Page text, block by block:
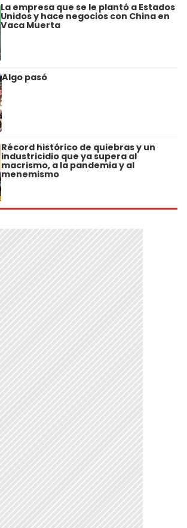
La empresa que se le plantó a Estados
Unidos y hace negocios con China en
Vaca Muerta
Algo pasó
Récord histórico de quiebras y un
industricidio que ya supera al
macrismo, a la pandemia y al
menemismo